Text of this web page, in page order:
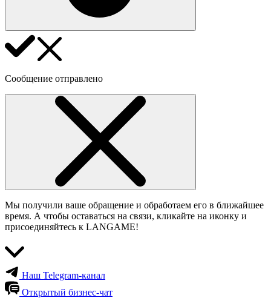
Сообщение отправлено
Мы получили ваше обращение и обработаем его в ближайшее
время. А чтобы оставаться на связи, кликайте на иконку и
присоединяйтесь к LANGAME!
Наш Telegram-канал
Открытый бизнес-чат